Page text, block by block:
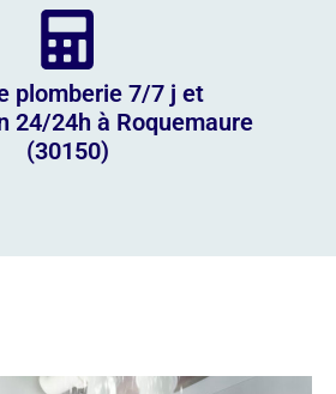
plomberie 7/7 j et
24/24h à Roquemaure
(30150)